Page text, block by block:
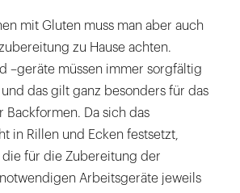
mit Gluten muss man aber auch
zu Hause achten.
–geräte müssen immer sorgfältig
das gilt ganz besonders für das
Backformen. Da sich das
in Rillen und Ecken festsetzt,
für die Zubereitung der
Arbeitsgeräte jeweils